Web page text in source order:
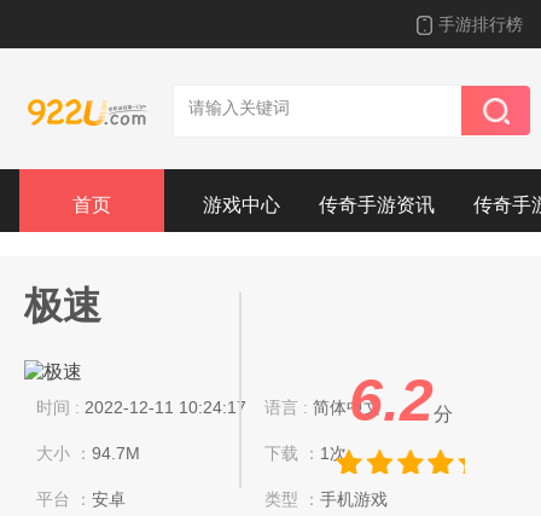
手游排行榜
首页 游戏中心 传奇手游资讯 传奇手
极速
时间 : 2022-12-11 10:24:17 语言 :简体中文
大小 ： 94.7M 下载 ： 1次
平台 ： 安卓 类型 ：手机游戏
6.2分